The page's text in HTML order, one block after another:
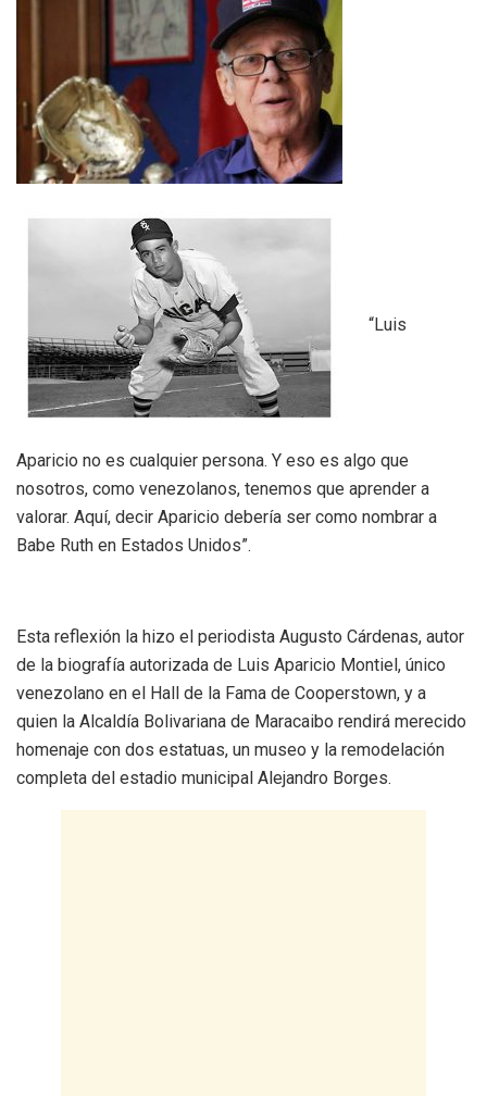
“Luis
Aparicio no es cualquier persona. Y eso es algo que
nosotros, como venezolanos, tenemos que aprender a
valorar. Aquí, decir Aparicio debería ser como nombrar a
Babe Ruth en Estados Unidos”.
Esta reflexión la hizo el periodista Augusto Cárdenas, autor
de la biografía autorizada de Luis Aparicio Montiel, único
venezolano en el Hall de la Fama de Cooperstown, y a
quien la Alcaldía Bolivariana de Maracaibo rendirá merecido
homenaje con dos estatuas, un museo y la remodelación
completa del estadio municipal Alejandro Borges.